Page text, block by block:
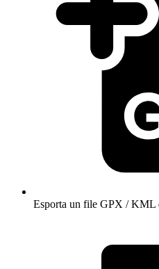
Esporta un file GPX / KML